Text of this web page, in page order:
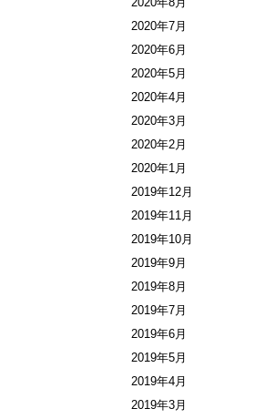
2020年7月
2020年6月
2020年5月
2020年4月
2020年3月
2020年2月
2020年1月
2019年12月
2019年11月
2019年10月
2019年9月
2019年8月
2019年7月
2019年6月
2019年5月
2019年4月
2019年3月